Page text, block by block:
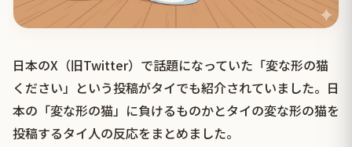
日本のX（旧Twitter）で話題になっていた「変な形の猫
ください」という投稿がタイでも紹介されていました。日
本の「変な形の猫」に負けるものかとタイの変な形の猫を
投稿するタイ人の反応をまとめました。